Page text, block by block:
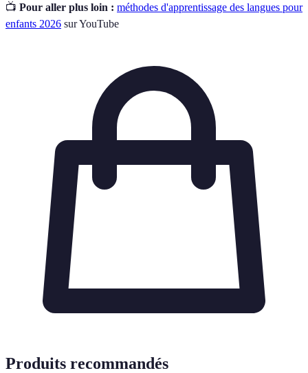
📺 Pour aller plus loin : méthodes d'apprentissage des langues pour
enfants 2026 sur YouTube
Produits recommandés